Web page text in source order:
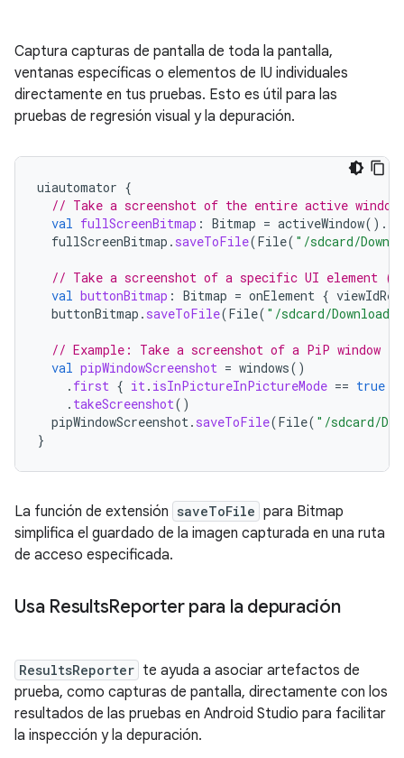
Captura capturas de pantalla de toda la pantalla,
ventanas específicas o elementos de IU individuales
directamente en tus pruebas. Esto es útil para las
pruebas de regresión visual y la depuración.
uiautomator {
// Take a screenshot of the entire active window
val fullScreenBitmap : Bitmap = activeWindow().
fullScreenBitmap . saveToFile(File( "/sdcard/
// Take a screenshot of a specific UI element
val buttonBitmap : Bitmap = onElement {
buttonBitmap . saveToFile(File( "/sdcard/Download/
// Example: Take a screenshot of a PiP window
val pipWindowScreenshot = windows()
. first { it. isInPictureInPictureMode == true
. takeScreenshot()
pipWindowScreenshot. saveToFile(File( "/sdcard/
}
La función de extensión saveToFile para Bitmap
simplifica el guardado de la imagen capturada en una ruta
de acceso especificada.
Usa ResultsReporter para la depuración
ResultsReporter te ayuda a asociar artefactos de
prueba, como capturas de pantalla, directamente con los
resultados de las pruebas en Android Studio para facilitar
la inspección y la depuración.